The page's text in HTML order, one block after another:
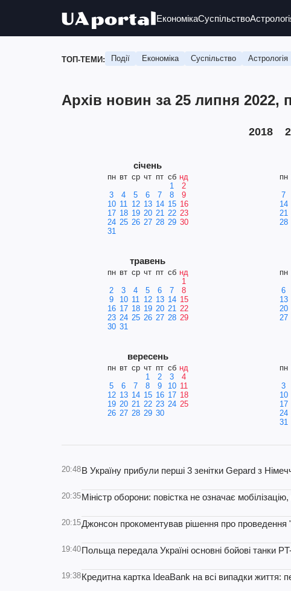
ЕкономікаСуспільство
ТОП-ТЕМИ: Події Економіка Суспільство Астрологія
Архів новин за 25 липня 2022,
2018
січень
пн вт ср чт пт сб нд
1
2
3
4 5 6 7 8
9
10 11 12 13 14 15 16
17 18 19 20 21 22 23
24 25 26 27 28 29 30
31
пн
7
14
21
28
травень
пн вт ср чт пт сб нд
1
2
3 4 5 6 7
8
9
10 11 12 13 14 15
16 17 18 19 20 21 22
23 24 25 26 27 28 29
30 31
пн
6
13
20
27
вересень
пн вт ср чт пт сб нд
1
2 3
4
5
6 7 8 9 10 11
12 13 14 15 16 17 18
19 20 21 22 23 24 25
26 27 28 29 30
пн
3
10
17
24
31
20:48В Україну прибули перші 3 зенітки Gepard з
20:35Міністр оборони: повістка не означає
20:15Джонсон прокоментував рішення про проведення
19:40Польща передала Україні основні бойові танки
19:38Кредитна картка IdeaBank на всі випадки життя: